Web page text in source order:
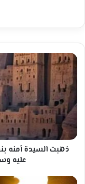
ذهبت
السيدة
أمنه
بنت
وهب
بابنها
سيدنا
محمد
صلى
الله
الى
ذهبت السيدة أمنه
عليه
لا